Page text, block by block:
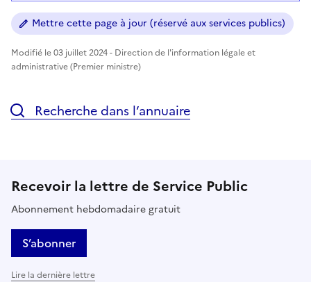
Mettre cette page à jour (réservé aux services publics)
Modifié le 03 juillet 2024 - Direction de l'information légale et
administrative (Premier ministre)
Recherche dans l’annuaire
Recevoir la lettre de Service Public
Abonnement hebdomadaire gratuit
S’abonner
Lire la dernière lettre